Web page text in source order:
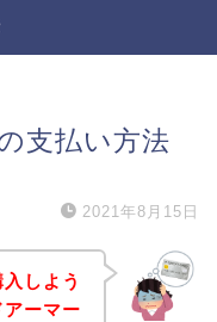
支払い方法
2021年8月15日
しよう
ーマー